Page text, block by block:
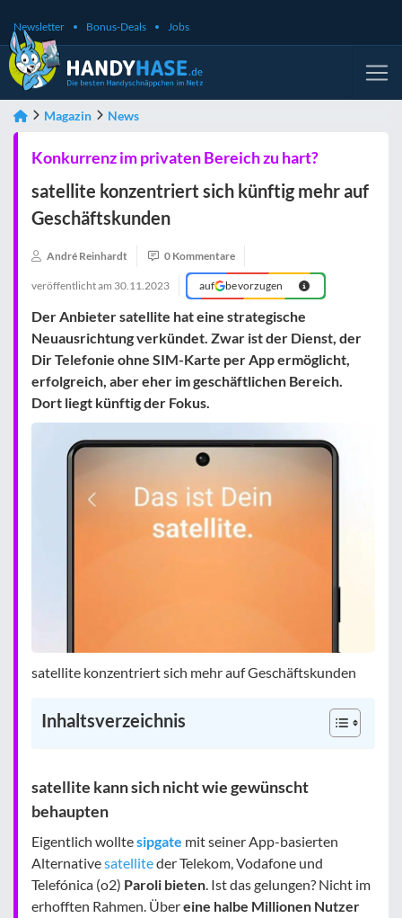
Newsletter Bonus-Deals Jobs
Magazin News
Konkurrenz im privaten Bereich zu hart?
satellite konzentriert sich künftig mehr auf
Geschäftskunden
André Reinhardt 0 Kommentare
veröffentlicht am 30.11.2023 auf bevorzugen
Der Anbieter satellite hat eine strategische
Neuausrichtung verkündet. Zwar ist der Dienst, der
Dir Telefonie ohne SIM-Karte per App ermöglicht,
erfolgreich, aber eher im geschäftlichen Bereich.
Dort liegt künftig der Fokus.
satellite konzentriert sich mehr auf Geschäftskunden
Inhaltsverzeichnis
satellite kann sich nicht wie gewünscht
behaupten
Eigentlich wolltesipgate mit seiner App-basierten
Alternativesatelliteder Telekom, Vodafone und
Telefónica (o2) Paroli bieten. Ist das gelungen? Nicht im
erhofften Rahmen. Übereine halbe Millionen Nutzer